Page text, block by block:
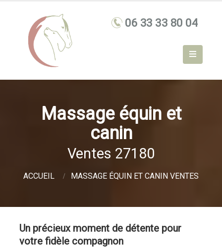
Massage équin et
canin
Ventes 27180
ACCUEIL MASSAGE ÉQUIN ET CANIN VENTES
Un précieux moment de détente pour
votre fidèle compagnon